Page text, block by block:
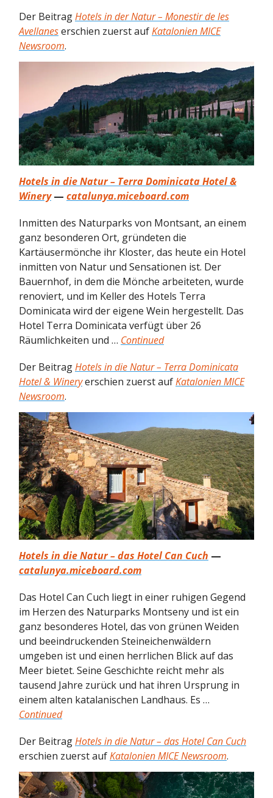
Der BeitragHotels in der Natur – Monestir de les
Avellaneserschien zuerst aufKatalonien MICE
Newsroom.
Hotels in die Natur – Terra Dominicata Hotel &
Winery— catalunya.miceboard.com
Inmitten des Naturparks von Montsant, an einem
ganz besonderen Ort, gründeten die
Kartäusermönche ihr Kloster, das heute ein Hotel
inmitten von Natur und Sensationen ist. Der
Bauernhof, in dem die Mönche arbeiteten, wurde
renoviert, und im Keller des Hotels Terra
Dominicata wird der eigene Wein hergestellt. Das
Hotel Terra Dominicata verfügt über 26
Räumlichkeiten und … Continued
Der BeitragHotels in die Natur – Terra Dominicata
Hotel & Wineryerschien zuerst aufKatalonien MICE
Newsroom.
Hotels in die Natur – das Hotel Can Cuch —
catalunya.miceboard.com
Das Hotel Can Cuch liegt in einer ruhigen Gegend
im Herzen des Naturparks Montseny und ist ein
ganz besonderes Hotel, das von grünen Weiden
und beeindruckenden Steineichenwäldern
umgeben ist und einen herrlichen Blick auf das
Meer bietet. Seine Geschichte reicht mehr als
tausend Jahre zurück und hat ihren Ursprung in
einem alten katalanischen Landhaus. Es …
Continued
Der BeitragHotels in die Natur – das Hotel Can Cuch
erschien zuerst aufKatalonien MICE Newsroom.